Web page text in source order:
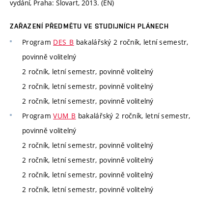
vydání, Praha: Slovart, 2013. (EN)
ZAŘAZENÍ PŘEDMĚTU VE STUDIJNÍCH PLÁNECH
Program DES_B bakalářský 2 ročník, letní semestr,
povinně volitelný
2 ročník, letní semestr, povinně volitelný
2 ročník, letní semestr, povinně volitelný
2 ročník, letní semestr, povinně volitelný
ProgramVUM_B bakalářský 2 ročník, letní semestr,
povinně volitelný
2 ročník, letní semestr, povinně volitelný
2 ročník, letní semestr, povinně volitelný
2 ročník, letní semestr, povinně volitelný
2 ročník, letní semestr, povinně volitelný